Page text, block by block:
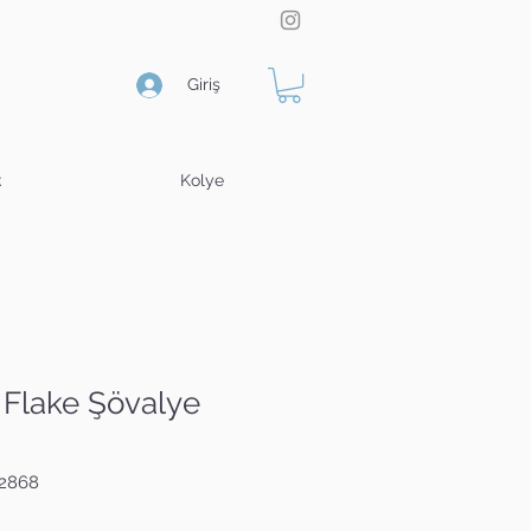
Giriş
Kolye
Flake Şövalye